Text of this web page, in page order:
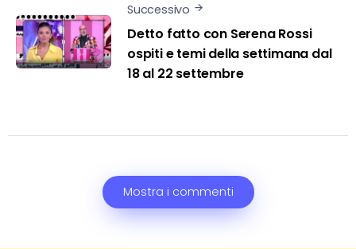
Successivo
Detto fatto con Serena Rossi
ospiti e temi della settimana dal
18 al 22 settembre
Mostra i commenti